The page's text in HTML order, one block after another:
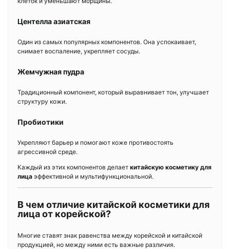
Центелла азиатская
Один из самых популярных компонентов. Она успокаивает,
снимает воспаление, укрепляет сосуды.
Жемчужная пудра
Традиционный компонент, который выравнивает тон, улучшает
структуру кожи.
Пробиотики
Укрепляют барьер и помогают коже противостоять
агрессивной среде.
Каждый из этих компонентов делает китайскую косметику для
лица эффективной и мультифункциональной.
В чем отличие китайской косметики для
лица от корейской?
Многие ставят знак равенства между корейской и китайской
продукцией, но между ними есть важные различия.